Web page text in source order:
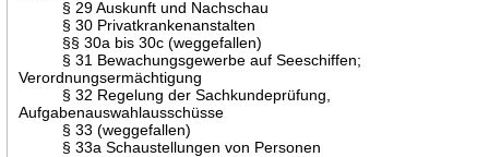
§ 29 Auskunft und Nachschau
§ 30 Privatkrankenanstalten
§§ 30a bis 30c (weggefallen)
§ 31 Bewachungsgewerbe auf Seeschiffen;
Verordnungsermächtigung
§ 32 Regelung der Sachkundeprüfung,
Aufgabenauswahlausschüsse
§ 33 (weggefallen)
§ 33a Schaustellungen von Personen